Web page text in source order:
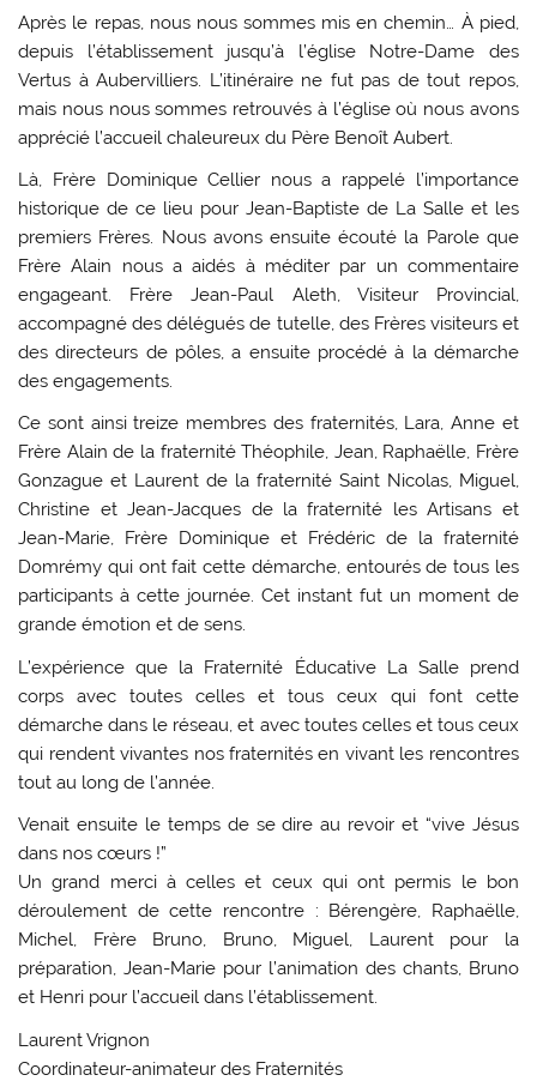
Après le repas, nous nous sommes mis en chemin… À pied,
depuis l’établissement jusqu’à l’église Notre-Dame des
Vertus à Aubervilliers. L’itinéraire ne fut pas de tout repos,
mais nous nous sommes retrouvés à l’église où nous avons
apprécié l’accueil chaleureux du Père Benoît Aubert.
Là, Frère Dominique Cellier nous a rappelé l’importance
historique de ce lieu pour Jean-Baptiste de La Salle et les
premiers Frères. Nous avons ensuite écouté la Parole que
Frère Alain nous a aidés à méditer par un commentaire
engageant. Frère Jean-Paul Aleth, Visiteur Provincial,
accompagné des délégués de tutelle, des Frères visiteurs et
des directeurs de pôles, a ensuite procédé à la démarche
des engagements.
Ce sont ainsi treize membres des fraternités, Lara, Anne et
Frère Alain de la fraternité Théophile, Jean, Raphaëlle, Frère
Gonzague et Laurent de la fraternité Saint Nicolas, Miguel,
Christine et Jean-Jacques de la fraternité les Artisans et
Jean-Marie, Frère Dominique et Frédéric de la fraternité
Domrémy qui ont fait cette démarche, entourés de tous les
participants à cette journée. Cet instant fut un moment de
grande émotion et de sens.
L’expérience que la Fraternité Éducative La Salle prend
corps avec toutes celles et tous ceux qui font cette
démarche dans le réseau, et avec toutes celles et tous ceux
qui rendent vivantes nos fraternités en vivant les rencontres
tout au long de l’année.
Venait ensuite le temps de se dire au revoir et “vive Jésus
dans nos cœurs !”
Un grand merci à celles et ceux qui ont permis le bon
déroulement de cette rencontre : Bérengère, Raphaëlle,
Michel, Frère Bruno, Bruno, Miguel, Laurent pour la
préparation, Jean-Marie pour l’animation des chants, Bruno
et Henri pour l’accueil dans l’établissement.
Laurent Vrignon
Coordinateur-animateur des Fraternités